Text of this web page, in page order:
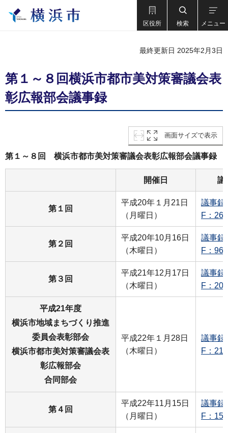
区役所 検索 メニュー
最終更新日 2025年2月3日
第１～８回横浜市都市美対策審議会表
彰広報部会議事録
画面サイズで表示
第１～８回 横浜市都市美対策審議会表彰広報部会議事録
開催日 議
第１回
平成20年１月21日
（月曜日）
議事録
F：
第２回
平成20年10月16日
（木曜日）
議事録
F：
第３回
平成21年12月17日
（木曜日）
議事録
F：
平成21年度
横浜市地域まちづくり推進
委員会表彰部会
横浜市都市美対策審議会表
彰広報部会
合同部会
平成22年１月28日
（木曜日）
議事録
F：
第４回
平成22年11月15日
（月曜日）
議事録
F：